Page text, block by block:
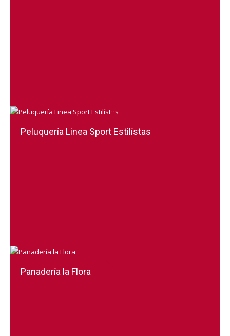
Peluquería Linea Sport Estilístas
Panadería la Flora